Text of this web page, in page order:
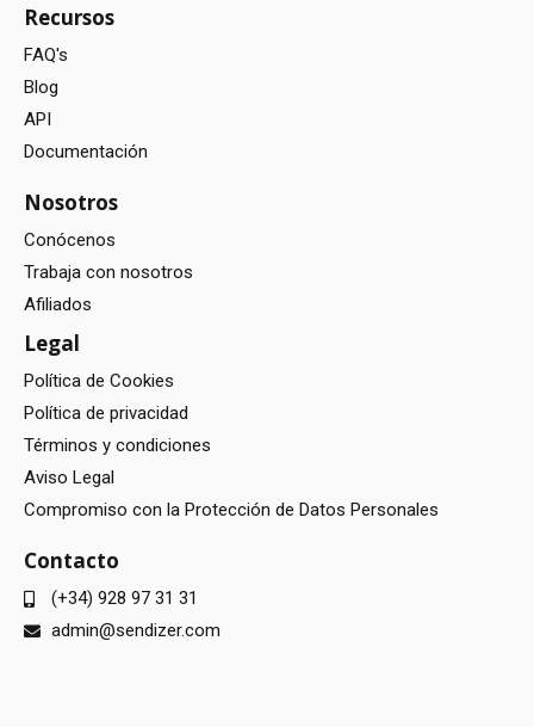
Recursos
FAQ's
Blog
API
Documentación
Nosotros
Conócenos
Trabaja con nosotros
Afiliados
Legal
Política de Cookies
Política de privacidad
Términos y condiciones
Aviso Legal
Compromiso con la Protección de Datos Personales
Contacto
(+34) 928 97 31 31
admin@sendizer.com